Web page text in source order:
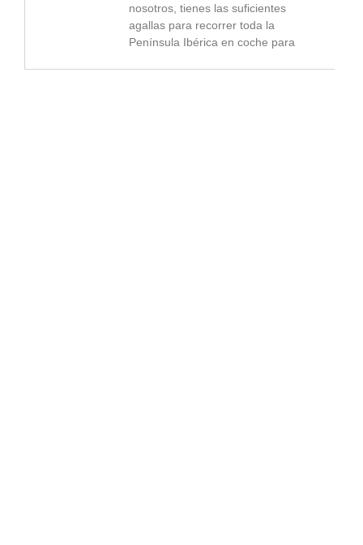
nosotros, tienes las suficientes
agallas para recorrer toda la
Península Ibérica en coche para